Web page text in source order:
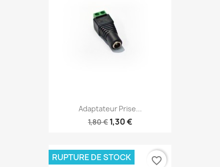
Adaptateur Prise...
1,80 € 1,30 €
RUPTURE DE STOCK favorite_border